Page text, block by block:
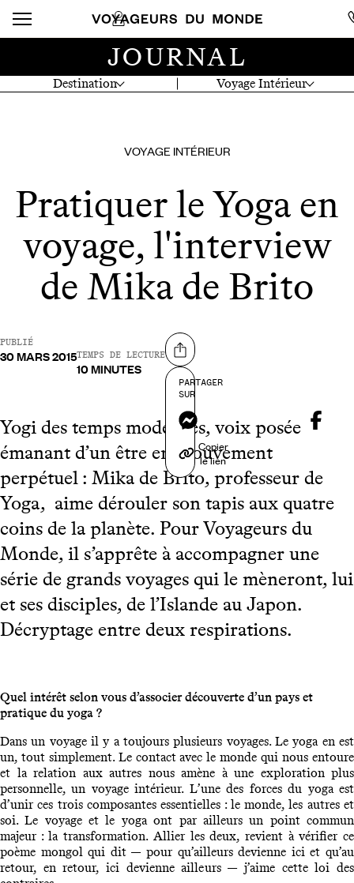
Destination Voyage Intérieur
JOURNAL
VOYAGE INTÉRIEUR
Pratiquer le Yoga en
voyage, l'interview
de Mika de Brito
PUBLIÉ
30 MARS 2015TEMPS DE LECTURE
10 MINUTES
Partager sur
PARTAGER
SUR
Messenger
Copier
le lien
Yogi des temps modernes, voix posée
émanant d’un être en mouvement
perpétuel : Mika de Brito, professeur de
Yoga, aime dérouler son tapis aux quatre
coins de la planète. Pour Voyageurs du
Monde, il s’apprête à accompagner une
série de grands voyages qui le mèneront, lui
et ses disciples, de l’Islande au Japon.
Décryptage entre deux respirations.
Quel intérêt selon vous d’associer découverte d’un pays et
pratique du yoga ?
Dans un voyage il y a toujours plusieurs voyages. Le yoga en est
un, tout simplement. Le contact avec le monde qui nous entoure
et la relation aux autres nous amène à une exploration plus
personnelle, un voyage intérieur. L’une des forces du yoga est
d’unir ces trois composantes essentielles : le monde, les autres et
soi. Le voyage et le yoga ont par ailleurs un point commun
majeur : la transformation. Allier les deux, revient à vérifier ce
poème mongol qui dit — pour qu’ailleurs devienne ici et qu’au
retour, en retour, ici devienne ailleurs — j’aime cette loi des